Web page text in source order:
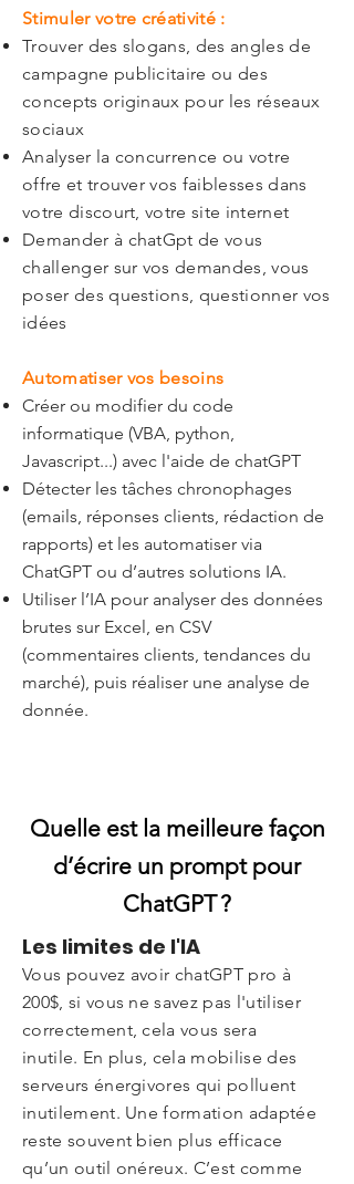
Stimuler votre créativité :
Trouver des slogans, des angles de
campagne publicitaire ou des
concepts originaux pour les réseaux
sociaux
Analyser la concurrence ou votre
offre et trouver vos faiblesses dans
votre discourt, votre site internet
Demander à chatGpt de vous
challenger sur vos demandes, vous
poser des questions, questionner vos
idées
Automatiser vos besoins
Créer ou modifier du code
informatique (VBA, python,
Javascript...) avec l'aide de chatGPT
Détecter les tâches chronophages
(emails, réponses clients, rédaction de
rapports) et les automatiser via
ChatGPT ou d’autres solutions IA.
Utiliser l’IA pour analyser des données
brutes sur Excel, en CSV
(commentaires clients, tendances du
marché), puis réaliser une analyse de
donnée.
Quelle est la meilleure façon
d’écrire un prompt pour
ChatGPT ?
Les limites de l'IA
Vous pouvez avoir chatGPT pro à
200$, si vous ne savez pas l'utiliser
correctement, cela vous sera
inutile. En plus, cela mobilise des
serveurs énergivores qui polluent
inutilement. Une formation adaptée
reste souvent bien plus efficace
qu’un outil onéreux. C’est comme